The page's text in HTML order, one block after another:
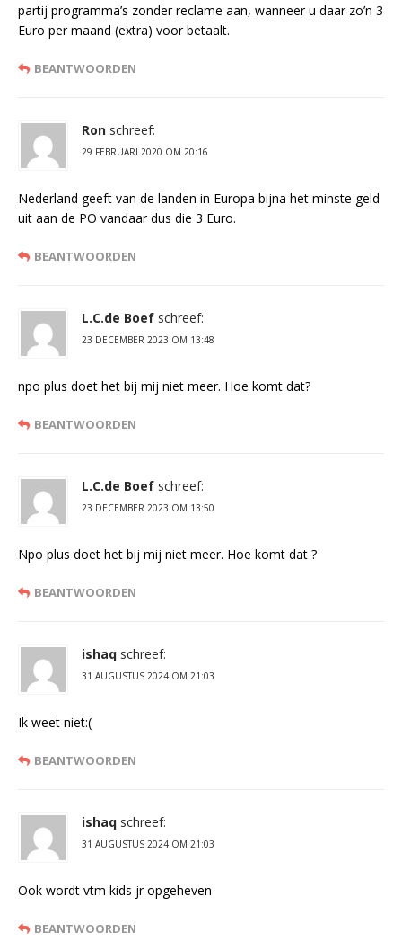
partij programma’s zonder reclame aan, wanneer u daar zo’n 3
Euro per maand (extra) voor betaalt.
BEANTWOORDEN
Ron schreef:
29 FEBRUARI 2020 OM 20:16
Nederland geeft van de landen in Europa bijna het minste geld
uit aan de PO vandaar dus die 3 Euro.
BEANTWOORDEN
L.C.de Boef schreef:
23 DECEMBER 2023 OM 13:48
npo plus doet het bij mij niet meer. Hoe komt dat?
BEANTWOORDEN
L.C.de Boef schreef:
23 DECEMBER 2023 OM 13:50
Npo plus doet het bij mij niet meer. Hoe komt dat ?
BEANTWOORDEN
ishaq schreef:
31 AUGUSTUS 2024 OM 21:03
Ik weet niet:(
BEANTWOORDEN
ishaq schreef:
31 AUGUSTUS 2024 OM 21:03
Ook wordt vtm kids jr opgeheven
BEANTWOORDEN